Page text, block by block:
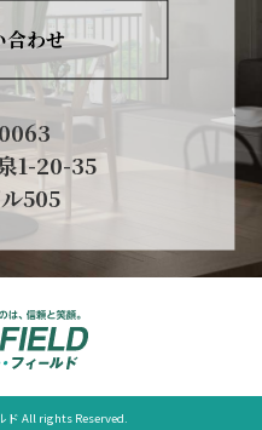
合わせ
1-20-35
505
ド All rights Reserved.